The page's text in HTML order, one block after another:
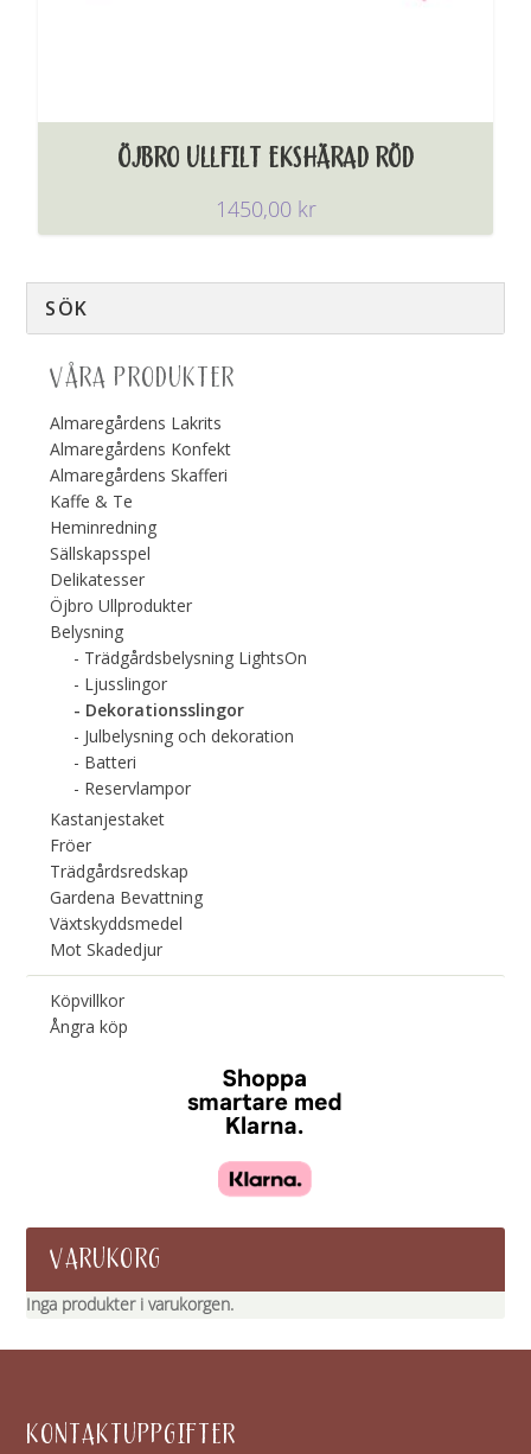
ÖJBRO ULLFILT EKSHÄRAD RÖD
1450,00 kr
VÅRA PRODUKTER
Almaregårdens Lakrits
Almaregårdens Konfekt
Almaregårdens Skafferi
Kaffe & Te
Heminredning
Sällskapsspel
Delikatesser
Öjbro Ullprodukter
Belysning
Trädgårdsbelysning LightsOn
Ljusslingor
Dekorationsslingor
Julbelysning och dekoration
Batteri
Reservlampor
Kastanjestaket
Fröer
Trädgårdsredskap
Gardena Bevattning
Växtskyddsmedel
Mot Skadedjur
Köpvillkor
Ångra köp
VARUKORG
Inga produkter i varukorgen.
KONTAKTUPPGIFTER